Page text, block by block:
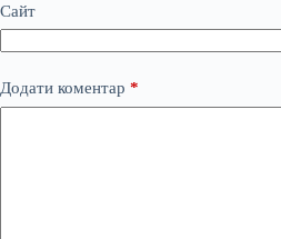
Сайт
Додати коментар *